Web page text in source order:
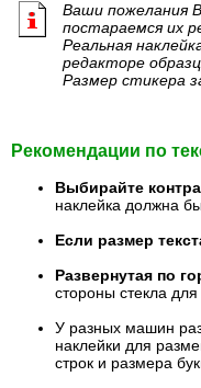
Ваши пожелания
постараемся их
Реальная
редакторе
Размер стикера
Рекомендации по
Выбирайте
наклейка должна
Если размер
Развернутая по
стороны стекла
У разных машин
наклейки для
строк и размера